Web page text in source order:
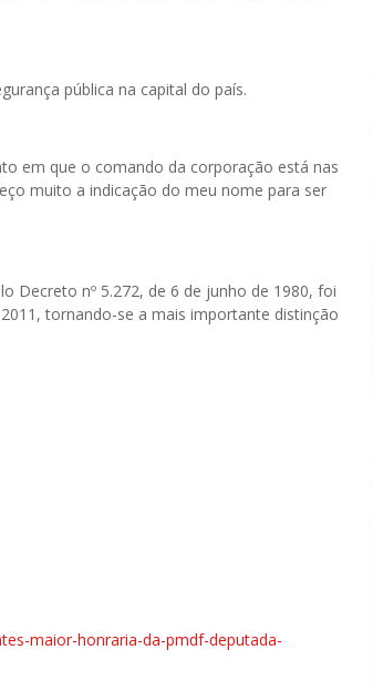
pública na capital do país.
em que o comando da corporação está nas
muito a indicação do meu nome para ser
Decreto nº 5.272, de 6 de junho de 1980, foi
tornando-se a mais importante distinção
maior-honraria-da-pmdf-deputada-